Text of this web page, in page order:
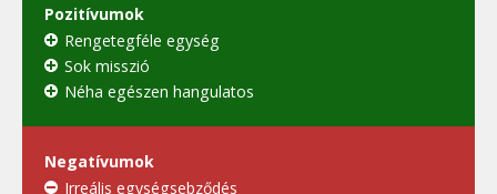
Pozitívumok
Rengetegféle egység
Sok misszió
Néha egészen hangulatos
Negatívumok
Irreális egységsebződés